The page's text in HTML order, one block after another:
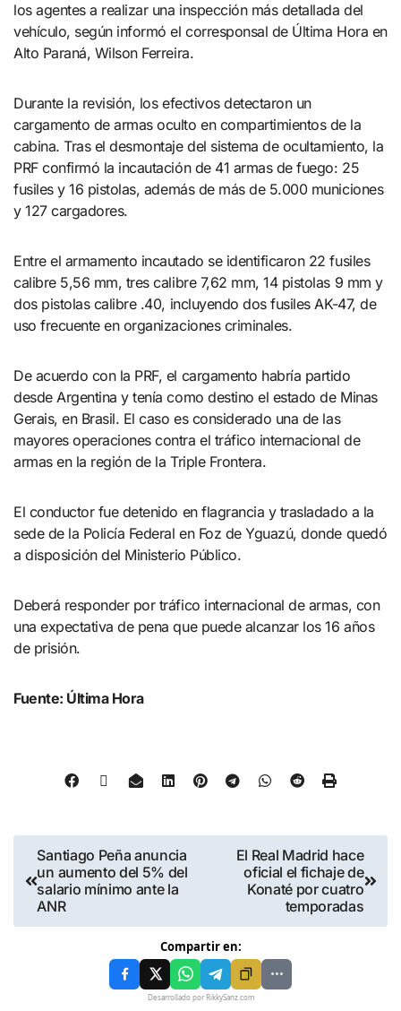
los agentes a realizar una inspección más detallada del
vehículo, según informó el corresponsal de Última Hora en
Alto Paraná, Wilson Ferreira.
Durante la revisión, los efectivos detectaron un
cargamento de armas oculto en compartimientos de la
cabina. Tras el desmontaje del sistema de ocultamiento, la
PRF confirmó la incautación de 41 armas de fuego: 25
fusiles y 16 pistolas, además de más de 5.000 municiones
y 127 cargadores.
Entre el armamento incautado se identificaron 22 fusiles
calibre 5,56 mm, tres calibre 7,62 mm, 14 pistolas 9 mm y
dos pistolas calibre .40, incluyendo dos fusiles AK-47, de
uso frecuente en organizaciones criminales.
De acuerdo con la PRF, el cargamento habría partido
desde Argentina y tenía como destino el estado de Minas
Gerais, en Brasil. El caso es considerado una de las
mayores operaciones contra el tráfico internacional de
armas en la región de la Triple Frontera.
El conductor fue detenido en flagrancia y trasladado a la
sede de la Policía Federal en Foz de Yguazú, donde quedó
a disposición del Ministerio Público.
Deberá responder por tráfico internacional de armas, con
una expectativa de pena que puede alcanzar los 16 años
de prisión.
Fuente: Última Hora
Santiago Peña anuncia
un aumento del 5% del
salario mínimo ante la
ANR
El Real Madrid hace
oficial el fichaje de
Konaté por cuatro
temporadas
Compartir en:
Desarrollado por RikkySanz.com